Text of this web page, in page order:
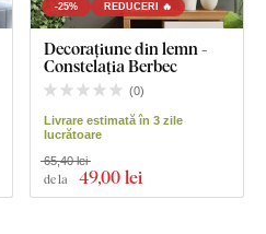
-25% REDUCERI 🔥
Decorațiune din lemn -
Constelația Berbec
(0)
Livrare estimată în 3 zile
lucrătoare
de la 49,00 lei
65,40 lei